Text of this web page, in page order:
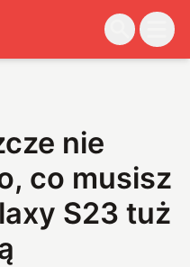
nie
co musisz
S23 tuż